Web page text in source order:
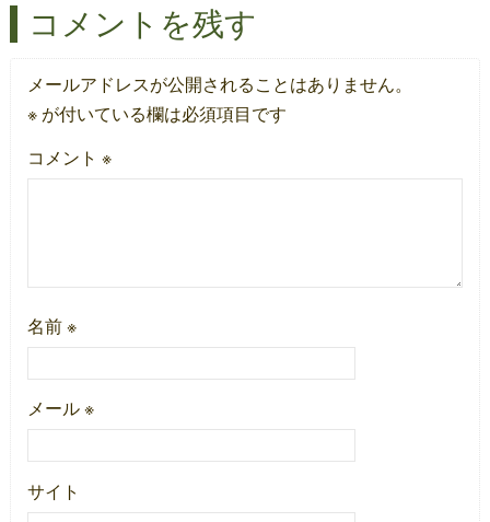
コメントを残す
メールアドレスが公開されることはありません。
※が付いている欄は必須項目です
コメント ※
名前 ※
メール ※
サイト